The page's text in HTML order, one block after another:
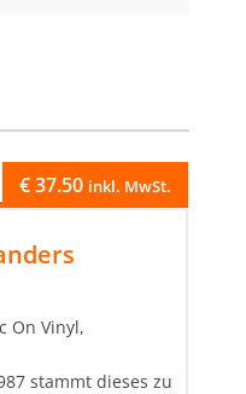
€37.50 inkl. MwSt.
On Vinyl,
stammt dieses zu